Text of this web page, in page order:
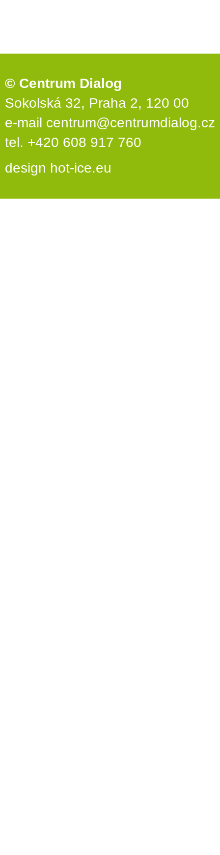
© Centrum Dialog
Sokolská 32, Praha 2, 120 00
e-mail centrum@centrumdialog.cz
tel. +420 608 917 760
design hot-ice.eu